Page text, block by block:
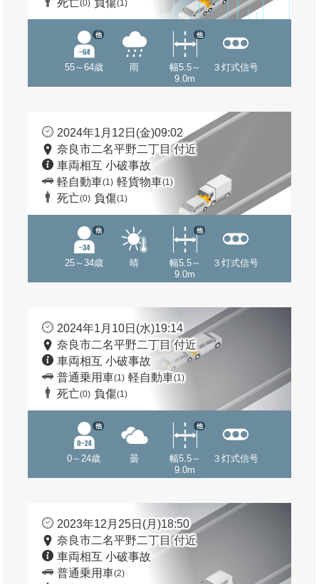
死亡(0) 負傷(1)
55～64歳
他
雨
幅5.5～
9.0m
他
３灯式信号
2024年1月12日(金)09:02
奈良市二名平野二丁目 付近
車両相互 小破事故
軽自動車(1) 軽貨物車(1)
死亡(0) 負傷(1)
25～34歳
他
晴
幅5.5～
9.0m
他
３灯式信号
2024年1月10日(水)19:14
奈良市二名平野二丁目 付近
車両相互 小破事故
普通乗用車(1) 軽自動車(1)
死亡(0) 負傷(1)
0～24歳
他
曇
幅5.5～
9.0m
他
３灯式信号
2023年12月25日(月)18:50
奈良市二名平野二丁目 付近
車両相互 小破事故
普通乗用車(2)